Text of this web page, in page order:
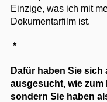
Einzige, was ich mit
Dokumentarfilm ist.
*
Dafür haben Sie
ausgesucht, wie
sondern Sie haben